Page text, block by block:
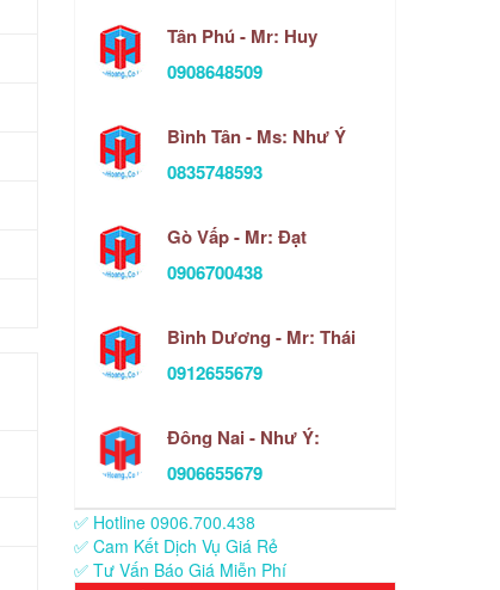
Tân Phú - Mr: Huy
0908648509
Bình Tân - Ms: Như Ý
0835748593
Gò Vấp - Mr: Đạt
0906700438
Bình Dương - Mr: Thái
0912655679
Đông Nai - Như Ý:
0906655679
✅ Hotline 0906.700.438
✅ Cam Kết Dịch Vụ Giá Rẻ
✅ Tư Vấn Báo Giá Miễn Phí